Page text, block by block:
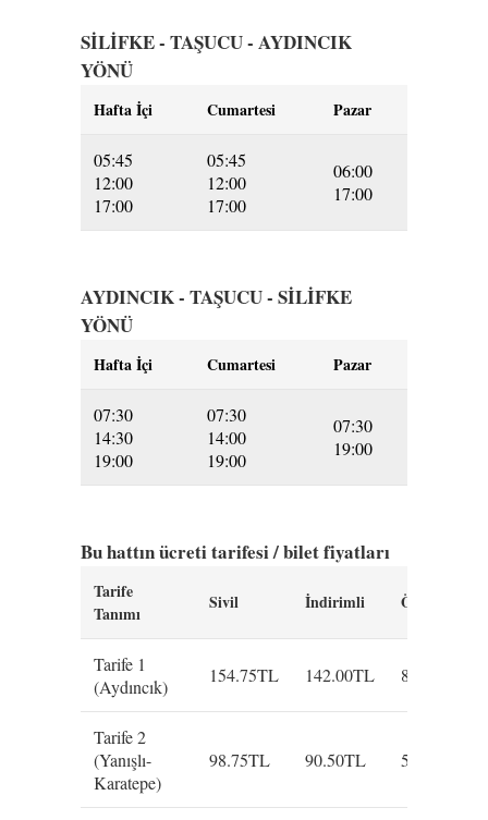
SİLİFKE - TAŞUCU - AYDINCIK
YÖNÜ
Hafta İçi Cumartesi Pazar
05:45
12:00
17:00
05:45
12:00
17:00
06:00
17:00
AYDINCIK - TAŞUCU - SİLİFKE
YÖNÜ
Hafta İçi Cumartesi Pazar
07:30
14:30
19:00
07:30
14:00
19:00
07:30
19:00
Bu hattın ücreti tarifesi / bilet fiyatları
Tarife
Tanımı
Sivil İndirimli Öğrenci
Tarife 1
(Aydıncık)
154.75TL 142.00TL 86.00TL
Tarife 2
(Yanışlı-
Karatepe)
98.75TL 90.50TL 54.75TL